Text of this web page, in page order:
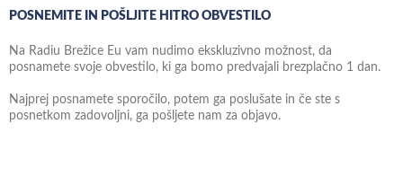
POSNEMITE IN POŠLJITE HITRO OBVESTILO
Na Radiu Brežice Eu vam nudimo ekskluzivno možnost, da
posnamete svoje obvestilo, ki ga bomo predvajali brezplačno 1 dan.
Najprej posnamete sporočilo, potem ga poslušate in če ste s
posnetkom zadovoljni, ga pošljete nam za objavo.